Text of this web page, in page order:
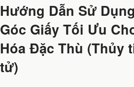
Hướng Dẫn Sử
Góc Giấy Tối Ưu
Hóa Đặc Thù (Thủy
tử)